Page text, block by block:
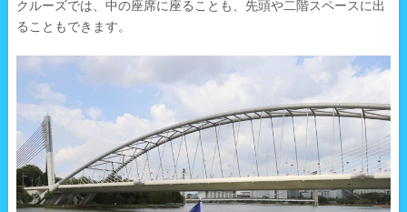
クルーズでは、中の座席に座ることも、先頭や二階スペースに出
ることもできます。